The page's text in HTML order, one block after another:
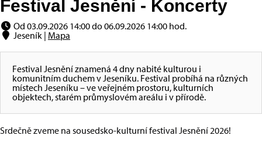
Festival Jesnění - Koncerty
Od 03.09.2026 14:00 do 06.09.2026 14:00 hod.
Jeseník | Mapa
Festival Jesnění znamená 4 dny nabité kulturou i
komunitním duchem v Jeseníku. Festival probíhá na různých
místech Jeseníku – ve veřejném prostoru, kulturních
objektech, starém průmyslovém areálu i v přírodě.
Srdečně zveme na sousedsko-kulturní festival Jesnění 2026!